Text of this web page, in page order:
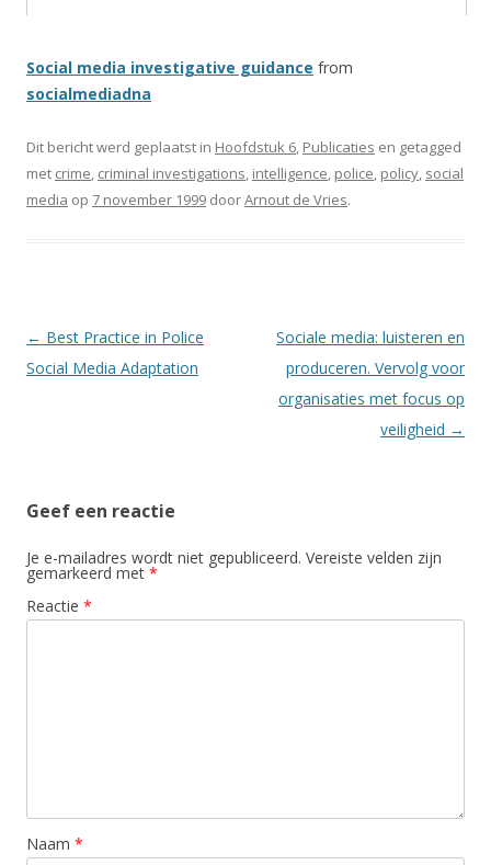
Social media investigative guidance from
socialmediadna
Dit bericht werd geplaatst in Hoofdstuk 6, Publicaties en getagged
met crime, criminal investigations, intelligence, police, policy, social
media op 7 november 1999 doorArnout de Vries.
Berichtnavigatie
← Best Practice in Police
Social Media Adaptation
Sociale media: luisteren en
produceren. Vervolg voor
organisaties met focus op
veiligheid →
Geef een reactie
Je e-mailadres wordt niet gepubliceerd. Vereiste velden zijn
gemarkeerd met *
Reactie *
Naam *